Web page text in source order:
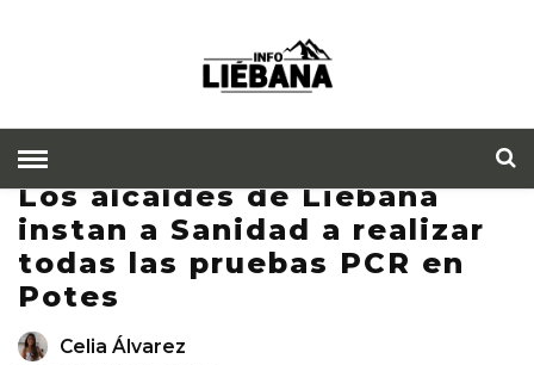
Los alcaldes de Liébana
instan a Sanidad a realizar
todas las pruebas PCR en
Potes
Celia Álvarez